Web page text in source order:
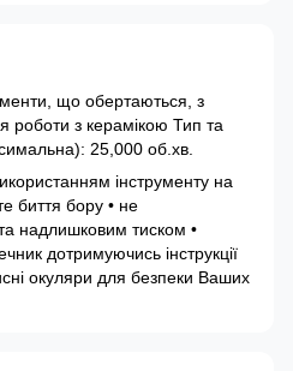
що обертаються, з
з керамікою Тип та
25,000 об.хв.
інструменту на
биття бору • не
надлишковим тиском •
дотримуючись інструкції
окуляри для безпеки Ваших